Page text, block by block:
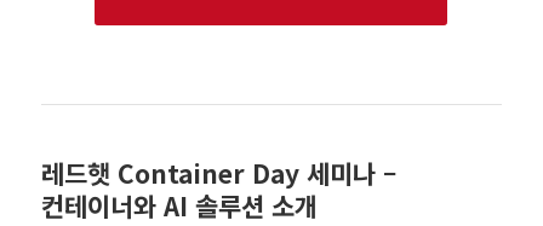
레드햇 Container Day 세미나 –
컨테이너와 AI 솔루션 소개